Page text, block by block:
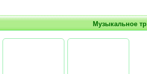
Музыкальное